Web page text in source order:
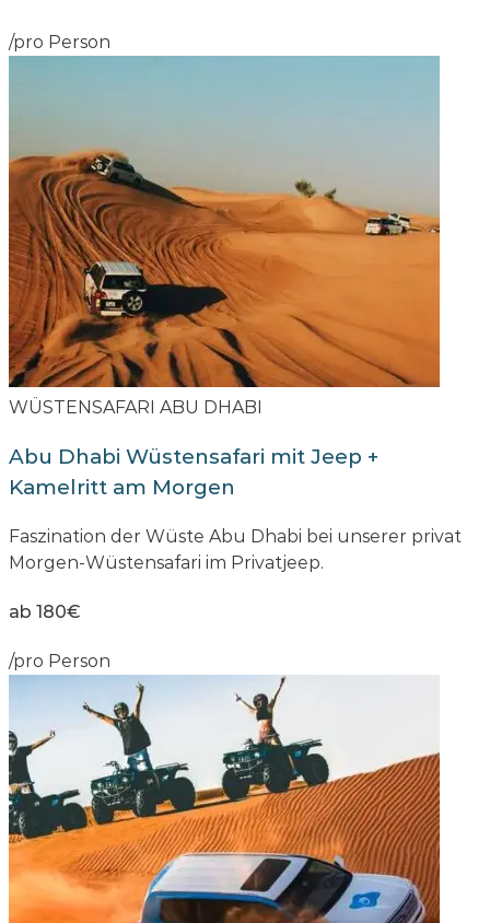
/pro Person
WÜSTENSAFARI ABU DHABI
Abu Dhabi Wüstensafari mit Jeep +
Kamelritt am Morgen
Faszination der Wüste Abu Dhabi bei unserer privat
Morgen-Wüstensafari im Privatjeep.
ab 180€
/pro Person